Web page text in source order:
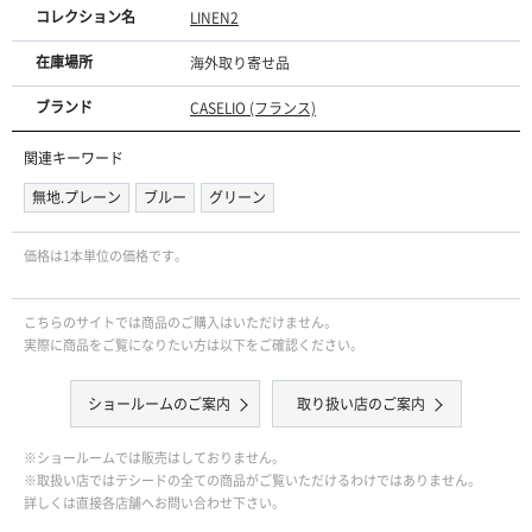
コレクション名 LINEN2
在庫場所 海外取り寄せ品
ブランド CASELIO (フランス)
関連キーワード
無地.プレーン
ブルー グリーン
価格は1本単位の価格です｡
こちらのサイトでは商品のご購入はいただけません。
実際に商品をご覧になりたい方は以下をご確認ください。
ショールームのご案内 取り扱い店のご案内
※ショールームでは販売はしておりません。
※取扱い店ではテシードの全ての商品がご覧いただけるわけではありません。
詳しくは直接各店舗へお問い合わせ下さい。